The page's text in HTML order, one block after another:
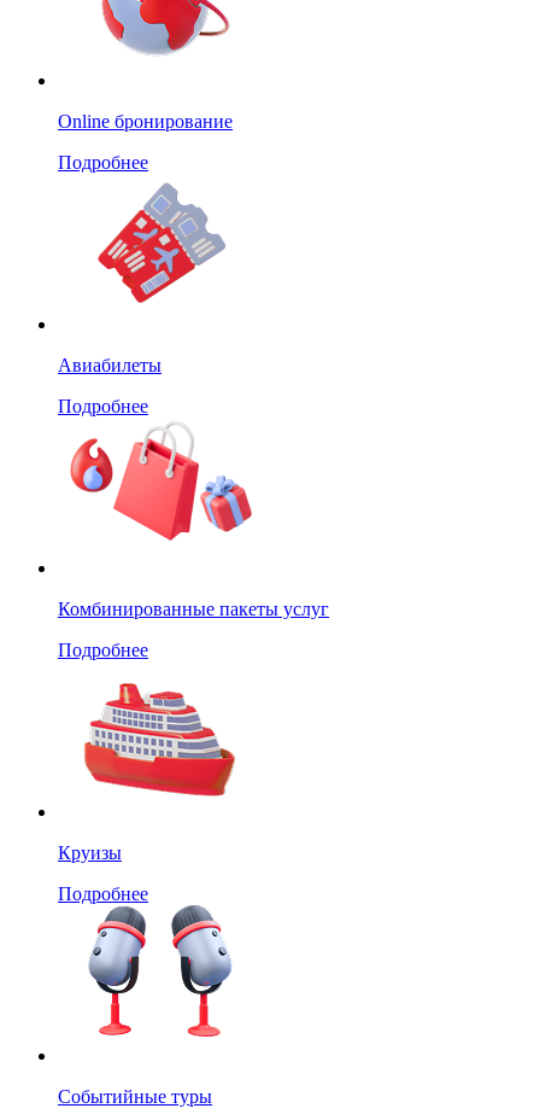
Online бронирование
Подробнее
Авиабилеты
Подробнее
Комбинированные пакеты услуг
Подробнее
Круизы
Подробнее
Событийные туры